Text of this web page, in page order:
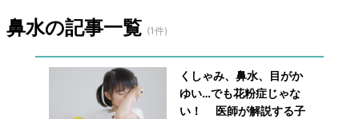
鼻水の記事一覧 (1件)
くしゃみ、鼻水、目がか
ゆい…でも花粉症じゃな
い！ 医師が解説する子